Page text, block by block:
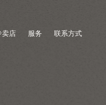
卖店 服务 联系方式